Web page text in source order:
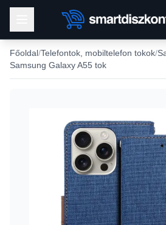
Főoldal Telefontok, mobiltelefon tokok
Samsung Galaxy A55 tok